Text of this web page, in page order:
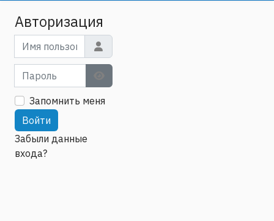
Авторизация
Имя пользователя
Пароль
Show Password
Запомнить меня
Войти
Забыли данные
входа?